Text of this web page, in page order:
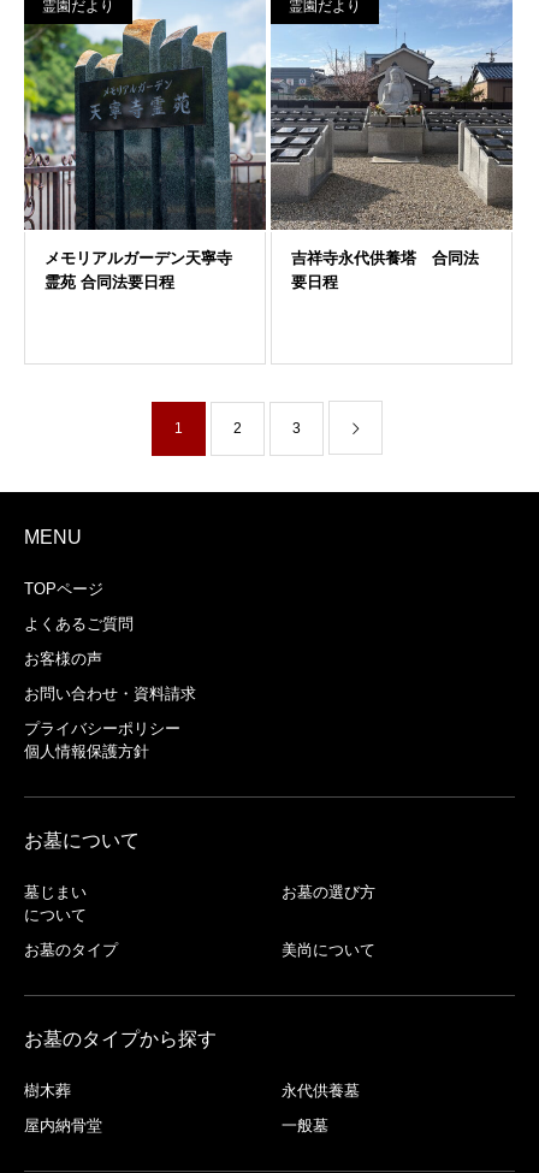
霊園だより 霊園だより
1 2 3
MENU
TOPページ
よくあるご質問
お客様の声
お問い合わせ・資料請求
プライバシーポリシー
個人情報保護方針
お墓について
墓じまい
について
お墓の選び方
お墓のタイプ 美尚について
お墓のタイプから探す
樹木葬
永代供養墓
屋内納骨堂
一般墓